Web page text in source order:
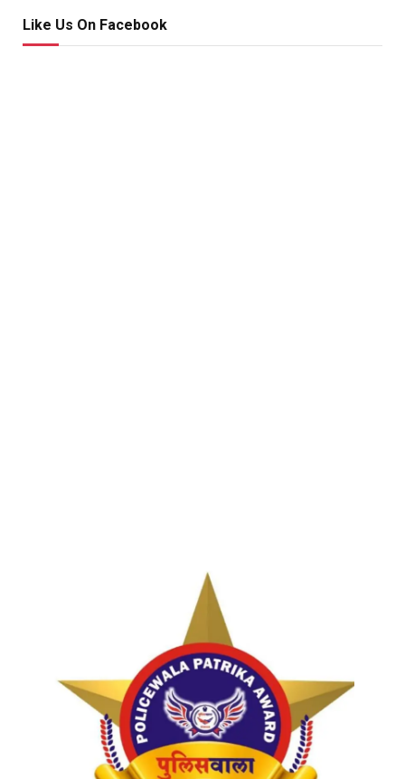
Like Us On Facebook